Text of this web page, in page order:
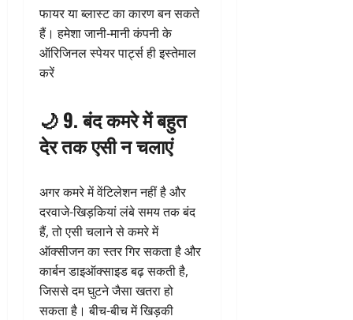
फायर या ब्लास्ट का कारण बन सकते
हैं। हमेशा जानी-मानी कंपनी के
ऑरिजिनल स्पेयर पार्ट्स ही इस्तेमाल
करें
🌙 9. बंद कमरे में बहुत
देर तक एसी न चलाएं
अगर कमरे में वेंटिलेशन नहीं है और
दरवाजे-खिड़कियां लंबे समय तक बंद
हैं, तो एसी चलाने से कमरे में
ऑक्सीजन का स्तर गिर सकता है और
कार्बन डाइऑक्साइड बढ़ सकती है,
जिससे दम घुटने जैसा खतरा हो
सकता है। बीच-बीच में खिड़की